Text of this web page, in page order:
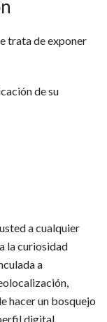
trata de exponer
de su
a cualquier
la curiosidad
a
hacer un bosquejo
digital.